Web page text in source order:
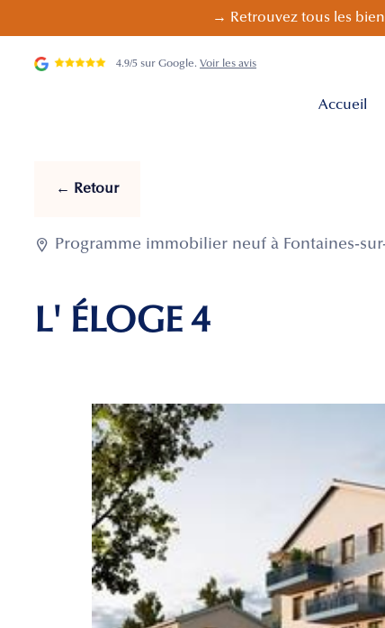
→ Retrouvez tous les
4.9/5 sur Google. Voir les avis
Accueil
← Retour
 Programme immobilier neuf à Fontaines-sur-
L' ÉLOGE 4